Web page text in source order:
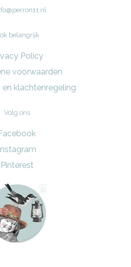
belangrijk
Policy
voorwaarden
en klachtenregeling
Volg ons
Facebook
Instagram
Pinterest